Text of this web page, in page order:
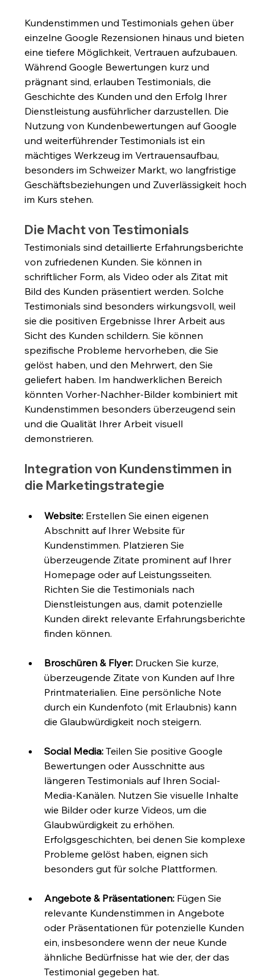
Kundenstimmen und Testimonials gehen über
einzelne Google Rezensionen hinaus und bieten
eine tiefere Möglichkeit, Vertrauen aufzubauen.
Während Google Bewertungen kurz und
prägnant sind, erlauben Testimonials, die
Geschichte des Kunden und den Erfolg Ihrer
Dienstleistung ausführlicher darzustellen. Die
Nutzung von Kundenbewertungen auf Google
und weiterführender Testimonials ist ein
mächtiges Werkzeug im Vertrauensaufbau,
besonders im Schweizer Markt, wo langfristige
Geschäftsbeziehungen und Zuverlässigkeit hoch
im Kurs stehen.
Die Macht von Testimonials
Testimonials sind detaillierte Erfahrungsberichte
von zufriedenen Kunden. Sie können in
schriftlicher Form, als Video oder als Zitat mit
Bild des Kunden präsentiert werden. Solche
Testimonials sind besonders wirkungsvoll, weil
sie die positiven Ergebnisse Ihrer Arbeit aus
Sicht des Kunden schildern. Sie können
spezifische Probleme hervorheben, die Sie
gelöst haben, und den Mehrwert, den Sie
geliefert haben. Im handwerklichen Bereich
könnten Vorher-Nachher-Bilder kombiniert mit
Kundenstimmen besonders überzeugend sein
und die Qualität Ihrer Arbeit visuell
demonstrieren.
Integration von Kundenstimmen in
die Marketingstrategie
Website: Erstellen Sie einen eigenen
Abschnitt auf Ihrer Website für
Kundenstimmen. Platzieren Sie
überzeugende Zitate prominent auf Ihrer
Homepage oder auf Leistungsseiten.
Richten Sie die Testimonials nach
Dienstleistungen aus, damit potenzielle
Kunden direkt relevante Erfahrungsberichte
finden können.
Broschüren & Flyer: Drucken Sie kurze,
überzeugende Zitate von Kunden auf Ihre
Printmaterialien. Eine persönliche Note
durch ein Kundenfoto (mit Erlaubnis) kann
die Glaubwürdigkeit noch steigern.
Social Media: Teilen Sie positive Google
Bewertungen oder Ausschnitte aus
längeren Testimonials auf Ihren Social-
Media-Kanälen. Nutzen Sie visuelle Inhalte
wie Bilder oder kurze Videos, um die
Glaubwürdigkeit zu erhöhen.
Erfolgsgeschichten, bei denen Sie komplexe
Probleme gelöst haben, eignen sich
besonders gut für solche Plattformen.
Angebote & Präsentationen: Fügen Sie
relevante Kundenstimmen in Angebote
oder Präsentationen für potenzielle Kunden
ein, insbesondere wenn der neue Kunde
ähnliche Bedürfnisse hat wie der, der das
Testimonial gegeben hat.